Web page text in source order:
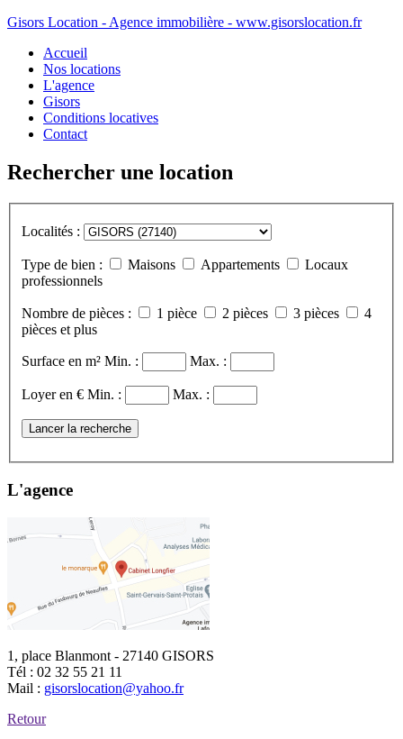
Gisors Location - Agence immobilière - www.gisorslocation.fr
Accueil
Nos locations
L'agence
Gisors
Conditions locatives
Contact
Rechercher une location
Localités :
Type de bien : Maisons Appartements
Locaux
professionnels
Nombre de pièces : 1 pièce 2 pièces 3 pièces
4
pièces et plus
Surface en m² Min. : Max. :
Loyer en € Min. : Max. :
Lancer la recherche
L'agence
1, place Blanmont - 27140 GISORS
Tél : 02 32 55 21 11
Mail : gisorslocation@yahoo.fr
Retour